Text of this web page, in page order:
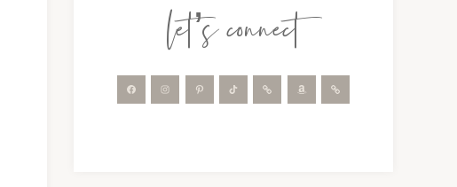
let’s connect